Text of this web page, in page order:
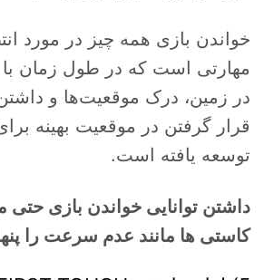
خواندن بازی همه چیز در مورد
مهارتی است که در طول زمان
در زمین، درک موقعیت‌ها و
قرار گرفتن در موقعیت بهینه
توسعه یافته است.
داشتن توانایی خواندن بازی حتی
کاستی ها مانند عدم سرعت را